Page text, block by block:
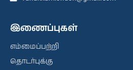
இணைப்புகள்
எம்மைப்பற்றி
தொடர்புக்கு